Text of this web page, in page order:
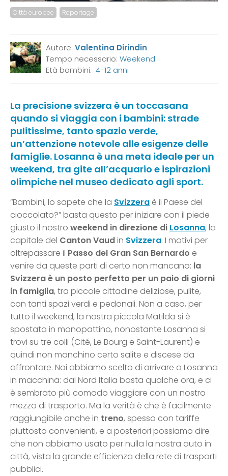
Città europee Reportage
Autore: Valentina Dirindin
Tempo necessario: Weekend
Età bambini: 4-12 anni
La precisione svizzera è un toccasana
quando si viaggia con i bambini: strade
pulitissime, tanto spazio verde,
un’attenzione notevole alle esigenze delle
famiglie. Losanna è una meta ideale per un
weekend, tra gite all’acquario e ispirazioni
olimpiche nel museo dedicato agli sport.
“Bambini, lo sapete che la Svizzera è il Paese del
cioccolato?” basta questo per iniziare con il piede
giusto il nostro weekend in direzione di Losanna, la
capitale del Canton Vaudin Svizzera. I motivi per
oltrepassare il Passo del Gran San Bernardo e
venire da queste parti di certo non mancano: la
Svizzera è un posto perfetto per un paio di giorni
in famiglia, tra piccole cittadine deliziose, pulite,
con tanti spazi verdi e pedonali. Non a caso, per
tutto il weekend, la nostra piccola Matilda si è
spostata in monopattino, nonostante Losanna si
trovi su tre colli (Cité, Le Bourg e Saint-Laurent) e
quindi non manchino certo salite e discese da
affrontare. Noi abbiamo scelto di arrivare a Losanna
in macchina: dal Nord Italia basta qualche ora, e ci
è sembrato più comodo viaggiare con un nostro
mezzo di trasporto. Ma la verità è che è facilmente
raggiungibile anche in treno, spesso con tariffe
piuttosto convenienti, e a posteriori possiamo dire
che non abbiamo usato per nulla la nostra auto in
città, vista la grande efficienza della rete di trasporti
pubblici.